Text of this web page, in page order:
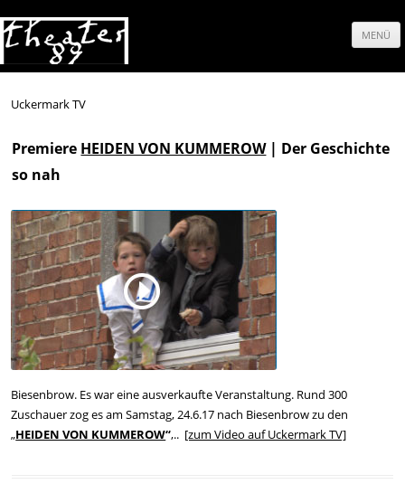
MENÜ
Springe
Inhalt
Uckermark TV
Premiere HEIDEN VON KUMMEROW| Der Geschichte
so nah
Biesenbrow. Es war eine ausverkaufte Veranstaltung. Rund 300
Zuschauer zog es am Samstag, 24.6.17 nach Biesenbrow zu den
„HEIDEN VON KUMMEROW“,.. [zum Video auf Uckermark TV]